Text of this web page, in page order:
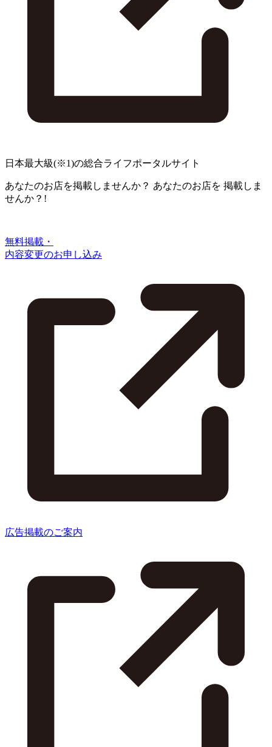
日本最大級(※1)の総合ライフポータルサイト
あなたのお店を掲載しませんか？ あなたのお店を 掲載しま
せんか？!
無料掲載・
内容変更のお申し込み
広告掲載のご案内